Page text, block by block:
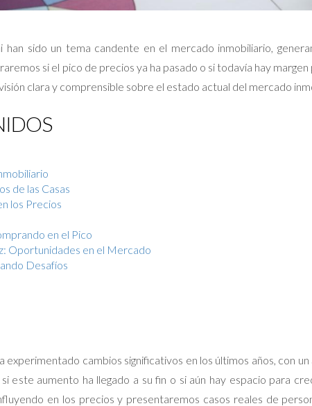
han sido un tema candente en el mercado inmobiliario,
si el pico de precios ya ha pasado o si todavía hay
clara y comprensible sobre el estado actual del mercado
de las Casas
los Precios
en el Pico
Oportunidades en el Mercado
Desafíos
experimentado cambios significativos en los últimos años, con
este aumento ha llegado a su fin o si aún hay espacio para
en los precios y presentaremos casos reales de